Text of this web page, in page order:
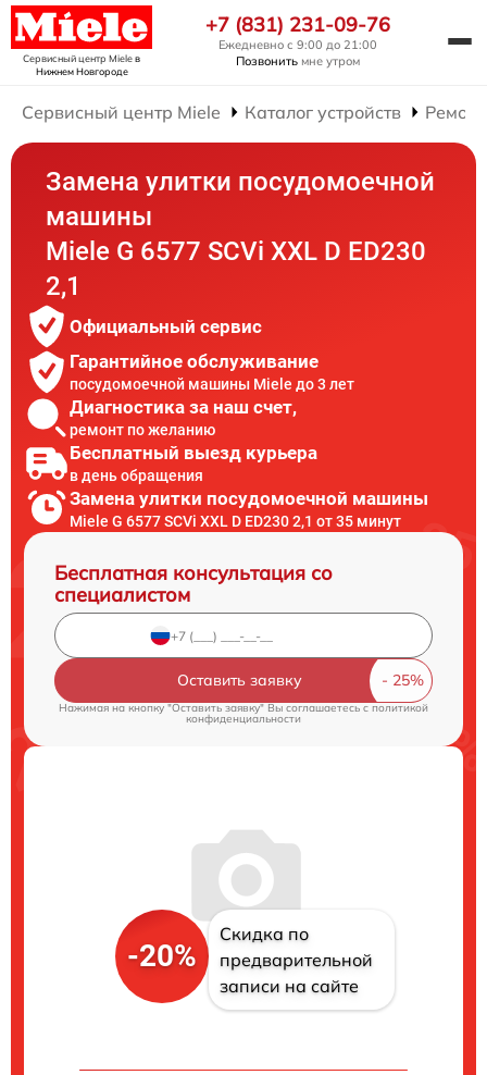
Сервисный центр Mieleв
Нижнем Новгороде
+7 (831) 231-09-76
Ежедневно с 9:00 до 21:00
Позвонить мне утром
Сервисный центр Miele Каталог устройств
Замена улитки посудомоечной
машины
Miele G 6577 SCVi XXL D ED230
2,1
Официальный сервис
Гарантийное обслуживание
посудомоечной машины Miele до 3 лет
Диагностика за наш счет,
ремонт по желанию
Бесплатный выезд курьера
в день обращения
Замена улитки посудомоечной машины
Miele G 6577 SCVi XXL D ED230 2,1 от 35 минут
Бесплатная консультация со
специалистом
Оставить заявку
Нажимая на кнопку "Оставить заявку" Вы соглашаетесь cполитикой
конфиденциальности
-20%
Скидка по
предварительной
записи на сайте